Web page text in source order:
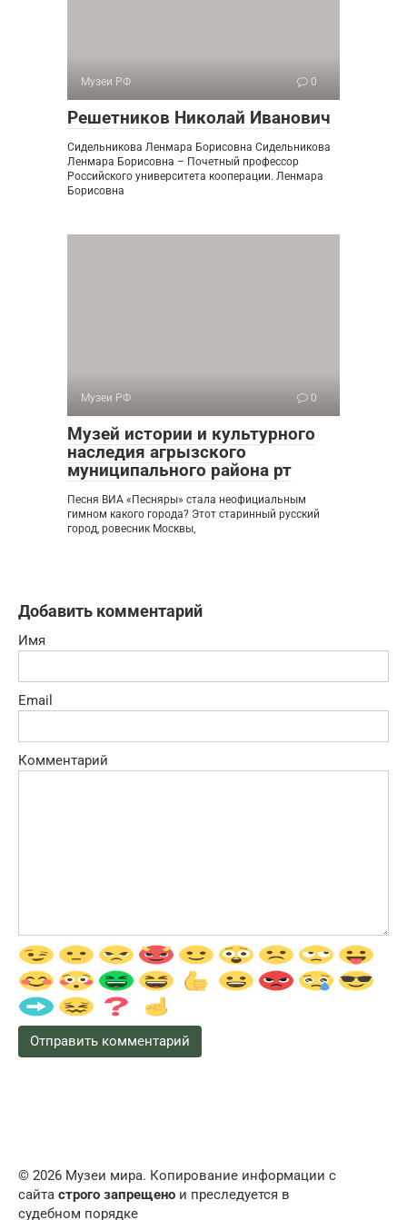
Музеи РФ 0
Решетников Николай Иванович
Сидельникова Ленмара Борисовна Сидельникова
Ленмара Борисовна – Почетный профессор
Российского университета кооперации. Ленмара
Борисовна
Музеи РФ 0
Музей истории и культурного
наследия агрызского
муниципального района рт
Песня ВИА «Песняры» стала неофициальным
гимном какого города? Этот старинный русский
город, ровесник Москвы,
Добавить комментарий
Имя
Email
Комментарий
© 2026 Музеи мира. Копирование информации с
сайта строго запрещено и преследуется в
судебном порядке